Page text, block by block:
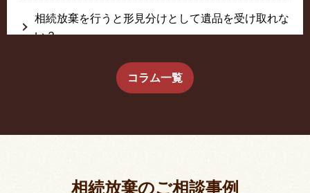
相続放棄を行うと形見分けとして遺品を受け取れな
い？
生前に相続放棄すると約束した念書は有効か？
コラム一覧
相続放棄のご相談事例